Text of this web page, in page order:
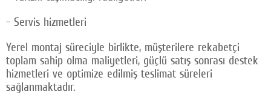
- Servis hizmetleri
Yerel montaj süreciyle birlikte, müşterilere rekabetçi
toplam sahip olma maliyetleri, güçlü satış sonrası destek
hizmetleri ve optimize edilmiş teslimat süreleri
sağlanmaktadır.